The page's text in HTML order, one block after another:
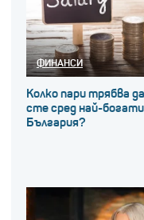
ФИНАНСИ
Колко пари трябва
сте сред най-
България?